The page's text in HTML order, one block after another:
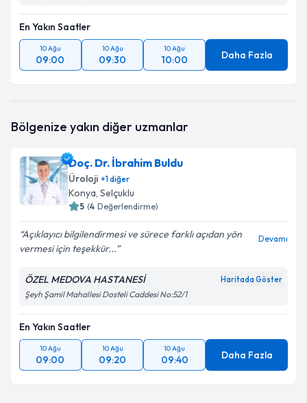
En Yakın Saatler
10 Ağu
09:00
10 Ağu
09:30
10 Ağu
10:00 Daha Fazla
Bölgenize yakın diğer uzmanlar
Doç. Dr. İbrahim Buldu
Üroloji +1diğer
Konya, Selçuklu
5 (4 Değerlendirme)
Açıklayıcı bilgilendirmesi ve sürece farklı açıdan yön
vermesi için teşekkür...
Devamı
ÖZEL MEDOVA HASTANESİ Haritada Göster
Şeyh Şamil Mahallesi Dosteli Caddesi No:52/1
En Yakın Saatler
10 Ağu
09:00
10 Ağu
09:20
10 Ağu
09:40 Daha Fazla